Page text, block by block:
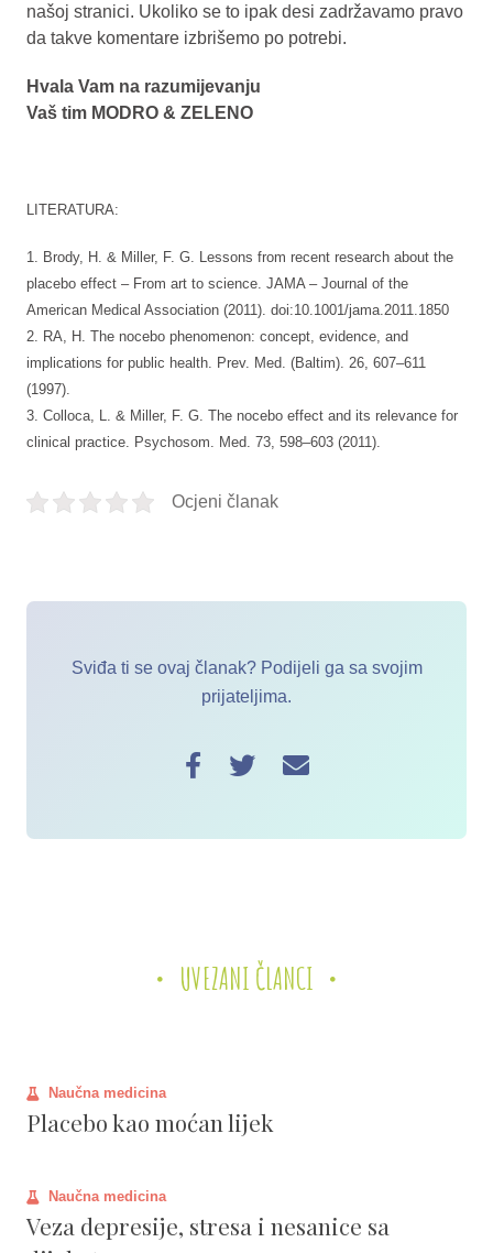
našoj stranici. Ukoliko se to ipak desi zadržavamo pravo
da takve komentare izbrišemo po potrebi.
Hvala Vam na razumijevanju
Vaš tim MODRO & ZELENO
LITERATURA:
1. Brody, H. & Miller, F. G. Lessons from recent research about the
placebo effect – From art to science. JAMA – Journal of the
American Medical Association (2011). doi:10.1001/jama.2011.1850
2. RA, H. The nocebo phenomenon: concept, evidence, and
implications for public health. Prev. Med. (Baltim). 26, 607–611
(1997).
3. Colloca, L. & Miller, F. G. The nocebo effect and its relevance for
clinical practice. Psychosom. Med. 73, 598–603 (2011).
Ocjeni članak
Sviđa ti se ovaj članak? Podijeli ga sa svojim
prijateljima.
UVEZANI ČLANCI
Naučna medicina
Placebo kao moćan lijek
Naučna medicina
Veza depresije, stresa i nesanice sa